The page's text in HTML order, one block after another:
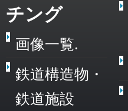
チング
画像一覧.
鉄道構造物・
鉄道施設